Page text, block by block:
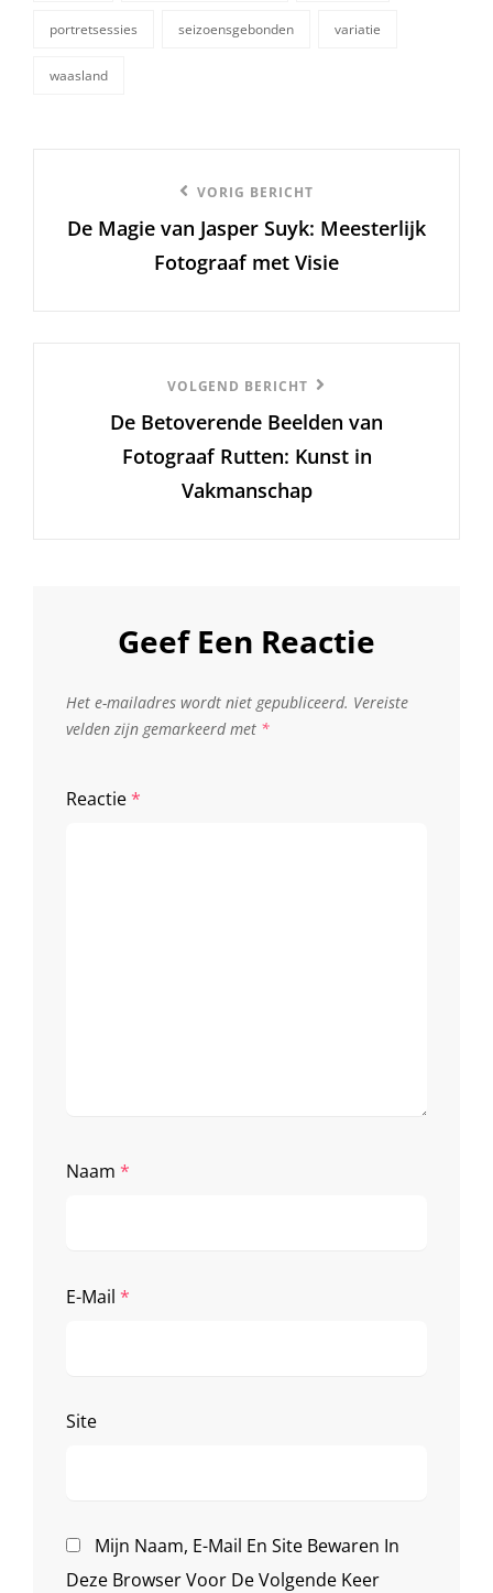
portretsessies seizoensgebonden variatie
waasland
bericht
VORIG BERICHT
De Magie van Jasper Suyk: Meesterlijk
Fotograaf met Visie
Bericht
VOLGEND BERICHT
De Betoverende Beelden van
Fotograaf Rutten: Kunst in
Vakmanschap
Geef Een Reactie
Het e-mailadres wordt niet gepubliceerd. Vereiste
velden zijn gemarkeerd met *
Reactie*
Naam *
E-Mail *
Site
Mijn Naam, E-Mail En Site Bewaren In
Deze Browser Voor De Volgende Keer